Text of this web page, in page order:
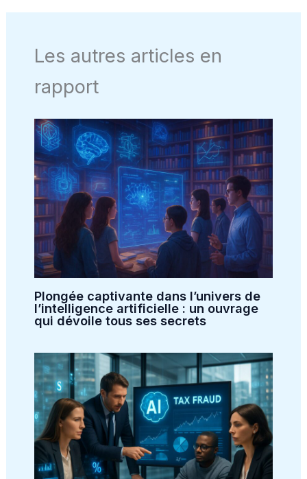
Les autres articles en
rapport
Plongée captivante dans l’univers de
l’intelligence artificielle : un ouvrage
qui dévoile tous ses secrets